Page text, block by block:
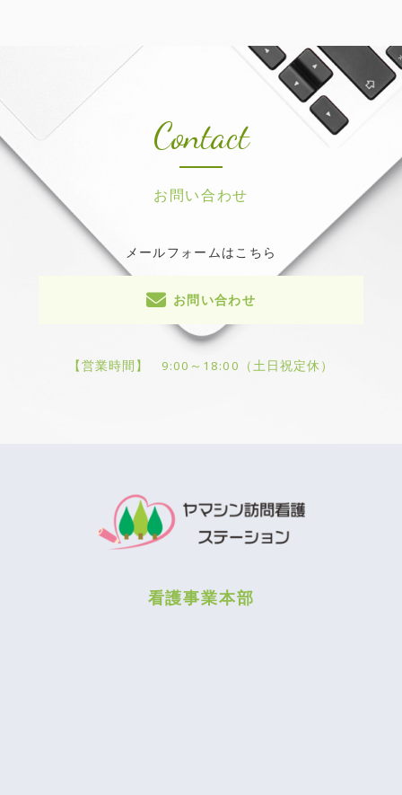
Contact
お問い合わせ
メールフォームはこちら
お問い合わせ
【営業時間】 9:00～18:00（土日祝定休）
看護事業本部